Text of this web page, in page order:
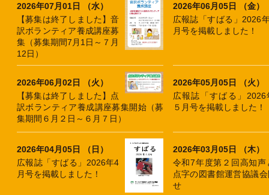
2026年07月01日 （水）
【募集は終了しました】音
訳ボランティア養成講座募
集（募集期間7月1日～７月
12日）
2026年06月05日 （金）
広報誌「すばる」2026
月号を掲載しました！
2026年06月02日 （火）
【募集は終了しました】点
訳ボランティア養成講座募集開始（募
集期間６月２日～６月７日）
2026年05月05日 （火）
広報誌「すばる」2026
５月号を掲載しました！
2026年04月05日 （日）
広報誌「すばる」2026年4
月号を掲載しました！
2026年03月05日 （木）
令和7年度第２回高知声
点字の図書館運営協議
せ